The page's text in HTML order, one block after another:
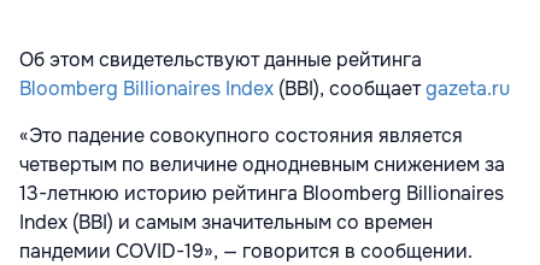
Об этом свидетельствуют данные рейтинга
Bloomberg Billionaires Index (BBI), сообщаетgazeta.ru
«Это падение совокупного состояния является
четвертым по величине однодневным снижением за
13-летнюю историю рейтинга Bloomberg Billionaires
Index (BBI) и самым значительным со времен
пандемии COVID-19», — говорится в сообщении.